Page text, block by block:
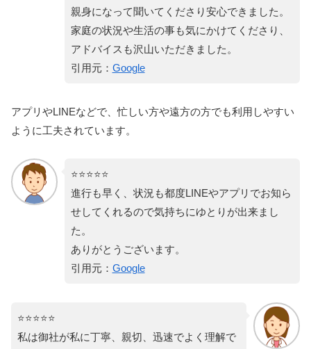
親身になって聞いてくださり安心できました。
家庭の状況や生活の事も気にかけてくださり、
アドバイスも沢山いただきました。
引用元： Google
アプリやLINEなどで、忙しい方や遠方の方でも利用しやすい
ように工夫されています。
⭐️⭐️⭐️⭐️⭐️
進行も早く、状況も都度LINEやアプリでお知ら
せしてくれるので気持ちにゆとりが出来まし
た。
ありがとうございます。
引用元： Google
⭐️⭐️⭐️⭐️⭐️
私は御社が私に丁寧、親切、迅速でよく理解で